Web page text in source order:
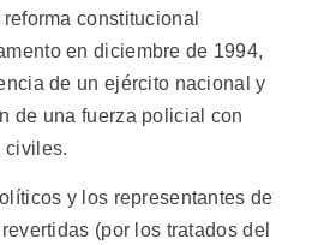
constitucional
en diciembre de 1994,
de un ejército nacional y
de una fuerza policial con
civiles.
y los representantes de
(por los tratados del